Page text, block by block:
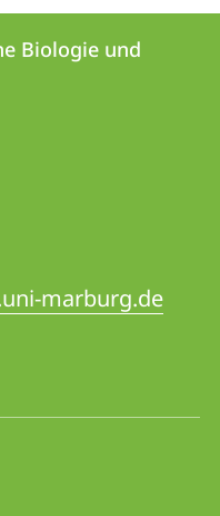
Biologie und
marburg.de